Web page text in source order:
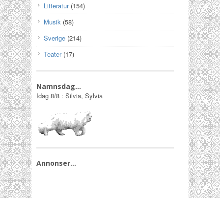
Litteratur(154)
Musik (58)
Sverige (214)
Teater(17)
Namnsdag…
Idag 8/8 : Silvia, Sylvia
Annonser…